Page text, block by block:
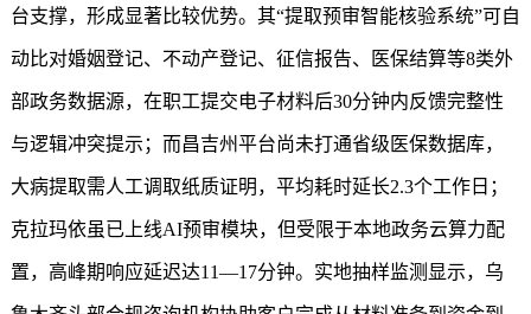
台支撑，形成显著比较优势。其“提取预审智能核验系统”可自
动比对婚姻登记、不动产登记、征信报告、医保结算等8类外
部政务数据源，在职工提交电子材料后30分钟内反馈完整性
与逻辑冲突提示；而昌吉州平台尚未打通省级医保数据库，
大病提取需人工调取纸质证明，平均耗时延长2.3个工作日；
克拉玛依虽已上线AI预审模块，但受限于本地政务云算力配
置，高峰期响应延迟达11—17分钟。实地抽样监测显示，乌